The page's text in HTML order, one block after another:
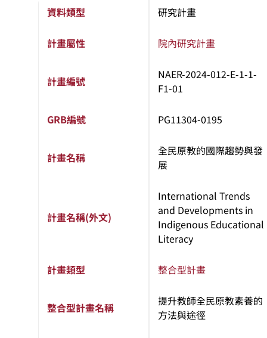
資料類型 研究計畫
計畫屬性 院內研究計畫
計畫編號
NAER-2024-012-E-1-1-
F1-01
GRB編號 PG11304-0195
計畫名稱
全民原教的國際趨勢與發
展
計畫名稱(外文)
International Trends
and Developments in
Indigenous Educational
Literacy
計畫類型 整合型計畫
整合型計畫名稱
提升教師全民原教素養的
方法與途徑